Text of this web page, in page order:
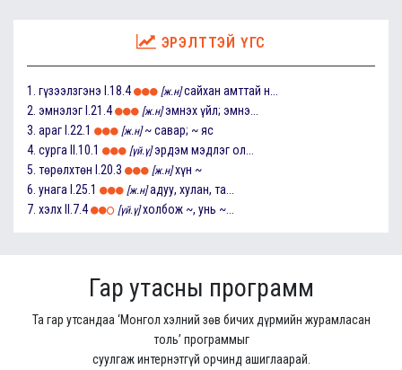
ЭРЭЛТТЭЙ ҮГС
1. гүзээлзгэнэ I.18.4 [ж.н] сайхан амттай н...
2. эмнэлэг I.21.4 [ж.н] эмнэх үйл; эмнэ...
3. араг I.22.1 [ж.н] ~ савар; ~ яс
4. сурга II.10.1 [үй.ү] эрдэм мэдлэг ол...
5. төрөлхтөн I.20.3 [ж.н] хүн ~
6. унага I.25.1 [ж.н] адуу, хулан, та...
7. хэлх II.7.4 [үй.ү] холбож ~, унь ~...
Гар утасны программ
Та гар утсандаа ‘Монгол хэлний зөв бичих дүрмийн журамласан
толь’ программыг
суулгаж интернэтгүй орчинд ашиглаарай.